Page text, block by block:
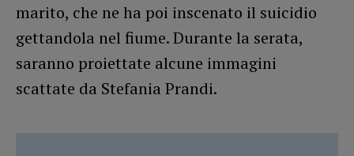
marito, che ne ha poi inscenato il suicidio
gettandola nel fiume. Durante la serata,
saranno proiettate alcune immagini
scattate da Stefania Prandi.